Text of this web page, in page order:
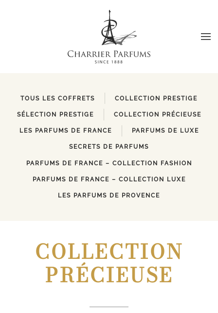
Passer au contenu principal
TOUS LES COFFRETS COLLECTION PRESTIGE
SÉLECTION PRESTIGE COLLECTION PRÉCIEUSE
LES PARFUMS DE FRANCE PARFUMS DE LUXE
SECRETS DE PARFUMS
PARFUMS DE FRANCE – COLLECTION FASHION
PARFUMS DE FRANCE – COLLECTION LUXE
LES PARFUMS DE PROVENCE
COLLECTION
PRÉCIEUSE